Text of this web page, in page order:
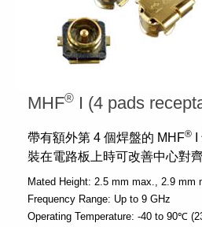
MHF® I (4 pads
帶有額外第 4 個焊盤的 MHF®
裝在電路板上時可改善中心對
Mated Height: 2.5 mm max. 2.9 mm
Frequency Range: Up to 9 GHz
Operating Temperature: -40 to 90℃